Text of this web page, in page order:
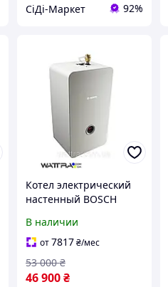
СіДі-Маркет 92%
Котел электрический
настенный BOSCH
ErP (12 кВт) с насосом и
расширительным
баком
В наличии
от7817 ₴/мес
46 900 ₴
53 000 ₴